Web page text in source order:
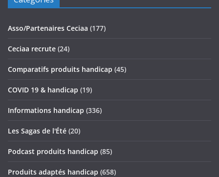
Asso/Partenaires Ceciaa (177)
Ceciaa recrute (24)
Comparatifs produits handicap (45)
COVID 19 & handicap (19)
Informations handicap (336)
Les Sagas de l'Été (20)
Podcast produits handicap (85)
Produits adaptés handicap (658)